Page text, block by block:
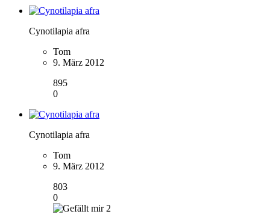
Cynotilapia afra
Tom
9. März 2012
895
0
Cynotilapia afra
Tom
9. März 2012
803
0
2